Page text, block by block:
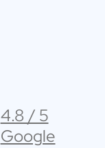
4.8 / 5
Google